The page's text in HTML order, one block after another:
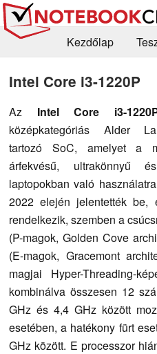
Kezdőlap
Intel Core i3-1220P
Az Intel Core i3-
középkategóriás Alder
tartozó SoC, amelyet a
árfekvésű, ultrakönnyű
laptopokban való
2022 elején jelentették be,
rendelkezik, szemben a
(P-magok, Golden Cove
(E-magok, Gracemont
magjai Hyper-Threading-
kombinálva összesen 12
GHz és 4,4 GHz között
esetében, a hatékony fürt
GHz között. E processzor